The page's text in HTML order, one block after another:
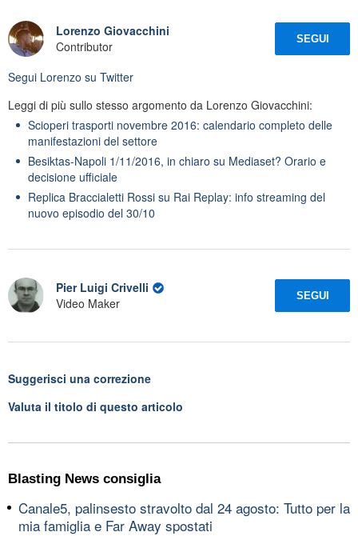
Lorenzo Giovacchini
Contributor
SEGUI
Segui Lorenzo su Twitter
Leggi di più sullo stesso argomento da Lorenzo Giovacchini:
Scioperi trasporti novembre 2016: calendario completo delle
manifestazioni del settore
Besiktas-Napoli 1/11/2016, in chiaro su Mediaset? Orario e
decisione ufficiale
Replica Braccialetti Rossi su Rai Replay: info streaming del
nuovo episodio del 30/10
Pier Luigi Crivelli
Video Maker
SEGUI
Suggerisci una correzione
Valuta il titolo di questo articolo
Blasting News consiglia
Canale5, palinsesto stravolto dal 24 agosto: Tutto per la
mia famiglia e Far Away spostati